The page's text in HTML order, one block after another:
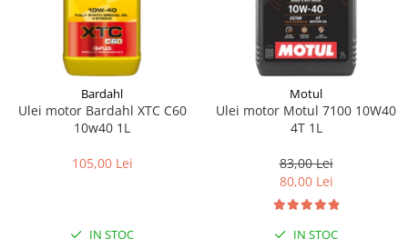
Bardahl
Ulei motor Bardahl XTC C60
10w40 1L
105,00 Lei
IN STOC
Motul
Ulei motor Motul 7100 10W40
4T 1L
83,00 Lei
80,00 Lei
IN STOC